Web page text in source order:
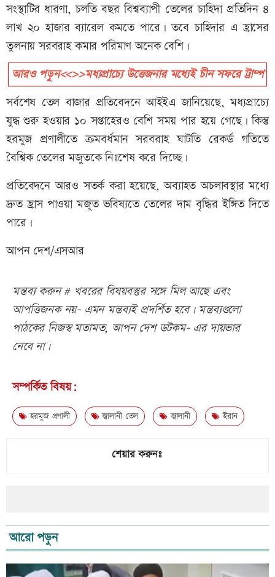
সংস্থাটির ধারণা, চলতি বছর বিশ্বব্যাপী তেলের চাহিদা প্রতিদিন ৪
লাখ ২০ হাজার ব্যারেল কমতে পারে। তবে চাহিদার এ হ্রাসের
তুলনায় সরবরাহ কমার পরিমাণ অনেক বেশি।
আরও পড়ুন<<>>মধ্যপ্রাচ্যে উত্তেজনার মধ্যেই চীন সফরে ট্রাম্প
সর্বশেষ তেল বাজার প্রতিবেদনে আইইএ জানিয়েছে, মধ্যপ্রাচ্যে
যুদ্ধ শুরু হওয়ার ১০ সপ্তাহেরও বেশি সময় পার হয়ে গেছে। কিন্তু
হরমুজ প্রণালীতে ক্রমবর্ধমান সরবরাহ ঘাটতি রেকর্ড গতিতে
বৈশ্বিক তেলের মজুতকে নিঃশেষ করে দিচ্ছে।
প্রতিবেদনে আরও সতর্ক করা হয়েছে, অব্যাহত অচলাবস্থার মধ্যে
দ্রুত হ্রাস পাওয়া মজুত ভবিষ্যতে তেলের দাম বৃদ্ধির ইঙ্গিত দিতে
পারে।
আপন দেশ/এসআর
মন্তব্য করুন # খবরের বিষয়বস্তুর সঙ্গে মিল আছে এবং
আপত্তিজনক নয়- এমন মন্তব্যই প্রদর্শিত হবে। মন্তব্যগুলো
পাঠকের নিজস্ব মতামত, আপন দেশ ডটকম- এর দায়ভার
নেবে না।
সম্পর্কিত বিষয়:
হরমুজ প্রণালী জ্বালানী তেল জ্বালানী ইরান
শেয়ার করুনঃ
আরো পড়ুন